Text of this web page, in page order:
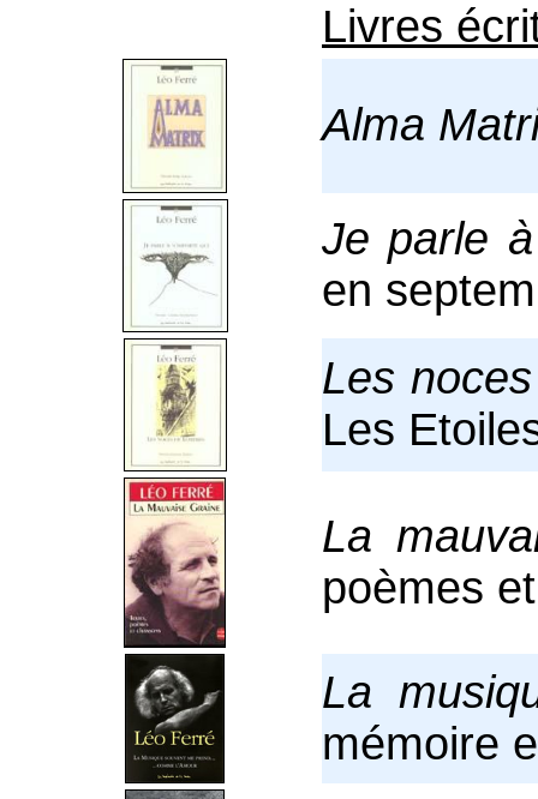
Livres
Alma
Je parle
en
Les
Les
La
poèmes
La
mémoire